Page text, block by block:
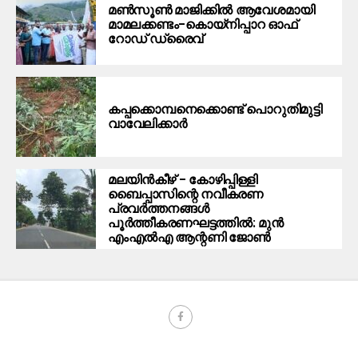
മൺസൂൺ മാജിക്കിൽ ആവേശമായി
മാമലക്കണ്ടം–കൊയ്‌നിപ്പാറ ഓഫ്
റോഡ് ഡ്രൈവ്
കപ്പക്കൊമ്പനെക്കൊണ്ട് പൊറുതിമുട്ടി
വാവേലിക്കാർ
മലയിന്‍കീഴ് – കോഴിപ്പിള്ളി
ബൈപ്പാസിന്റെ നവീകരണ
പ്രവര്‍ത്തനങ്ങള്‍
പൂര്‍ത്തീകരണഘട്ടത്തില്‍: മുന്‍
എംഎല്‍എ ആന്റണി ജോണ്‍